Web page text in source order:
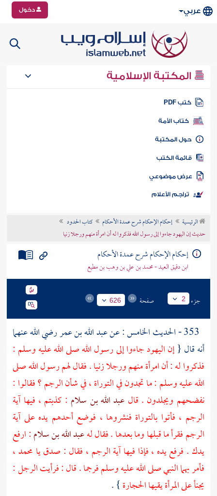
عربي دخول
المكتبة الإسلامية
كتب PDF
كتاب الأمة
المكتبة
الكتب
موضوعي
تراجم الأعلام
الرئيسية إحكام الإحكام شرح عمدة الأحكام
كتاب الحدود
حديث إن اليهود جاءوا إلى رسول الله فذكروا له أن امرأة منهم ورجلا زنيا
إحكام الإحكام شرح عمدة الأحكام
ابن دقيق العيد - محمد بن علي بن وهب بن مطيع
جزء 2 صفحة 626
عبد الله بن عمررضي الله عنهما
أنه قال {إن اليهود جاءوا إلى رسول الله صلى الله عليه وسلم :
فذكروا له : أن امرأة منهم ورجلا زنيا . فقال لهم رسول الله صلى
الله عليه وسلم : ما تجدون في التوراة ، في شأن الرجم ؟ فقالوا :
نفضحهم ويجلدون . قال عبد الله بن سلام : كذبتم ، فيها آية
الرجم ، فأتوا بالتوراة فنشروها ، فوضع أحدهم يده على آية
الرجم فقرأ ما قبلها وما بعدها . فقال لهعبد الله بن سلام: ارفع
يدك . فرفع يده ، فإذا فيها آية الرجم ، فقال : صدق يا محمد،
فأمر بهما النبي صلى الله عليه وسلم فرجما . قال : فرأيت الرجل :
يجنأ على المرأة يقيها الحجارة} .